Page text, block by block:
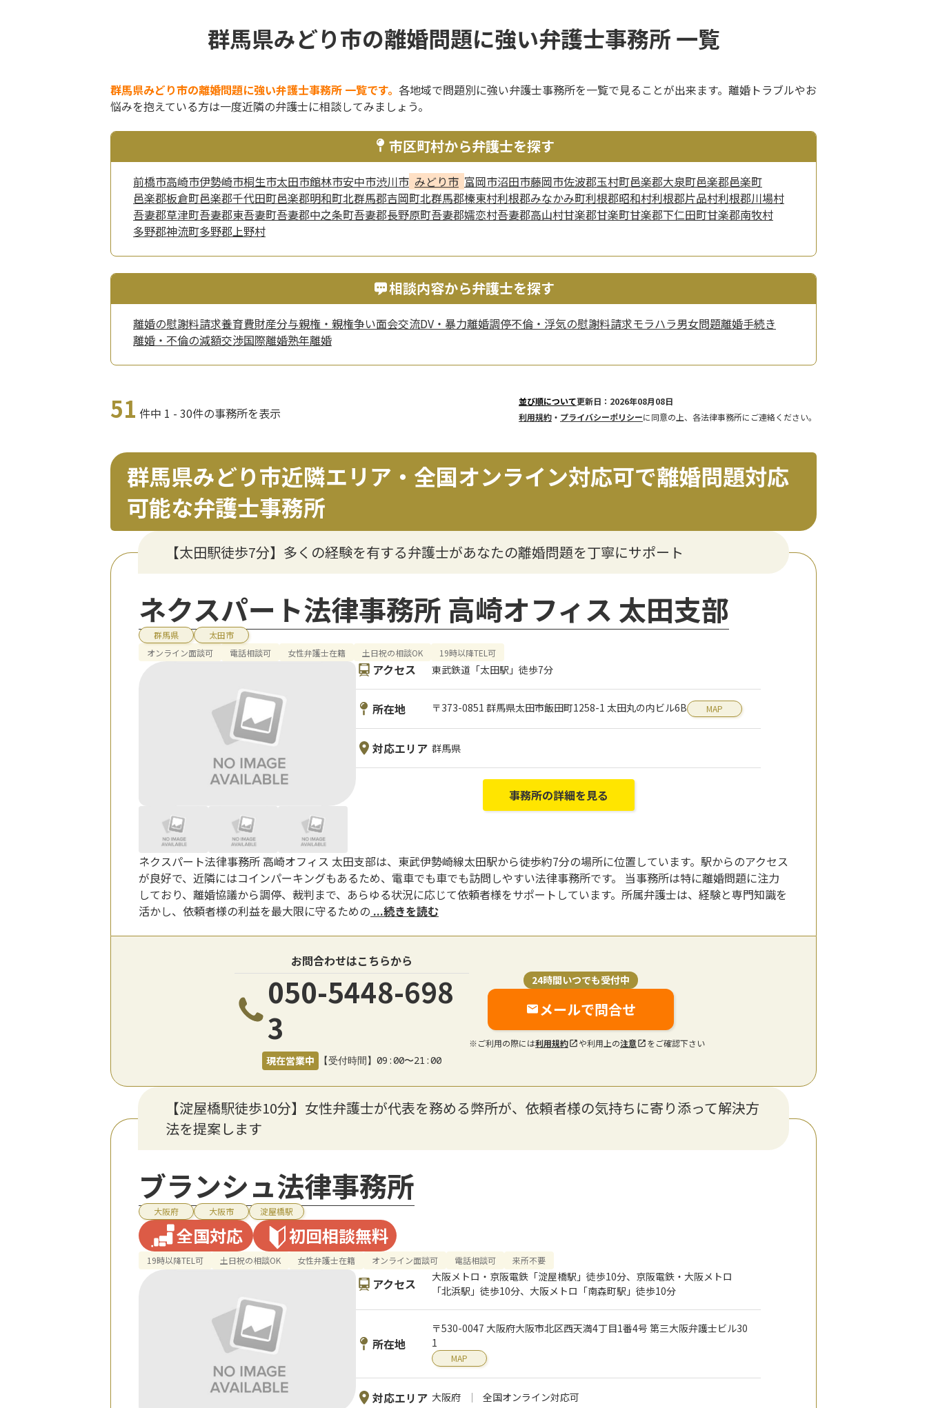
群馬県みどり市の離婚問題に強い弁護士事務所 一覧
群馬県みどり市の離婚問題に強い弁護士事務所 一覧です。 各地域で問題別に強い弁護士事務所を一覧で見ることが出来ます。離婚トラブルやお
悩みを抱えている方は一度近隣の弁護士に相談してみましょう。
市区町村から弁護士を探す
前橋市高崎市伊勢崎市桐生市太田市館林市安中市渋川市 みどり市 富岡市沼田市藤岡市佐波郡玉村町邑楽郡大泉町邑楽郡邑楽町
邑楽郡板倉町邑楽郡千代田町邑楽郡明和町北群馬郡吉岡町北群馬郡榛東村利根郡みなかみ町利根郡昭和村利根郡片品村利根郡川場村
吾妻郡草津町吾妻郡東吾妻町吾妻郡中之条町吾妻郡長野原町吾妻郡嬬恋村吾妻郡高山村甘楽郡甘楽町甘楽郡下仁田町甘楽郡南牧村
多野郡神流町多野郡上野村
相談内容から弁護士を探す
離婚の慰謝料請求養育費財産分与親権・親権争い面会交流DV・暴力離婚調停不倫・浮気の慰謝料請求モラハラ男女問題離婚手続き
離婚・不倫の減額交渉国際離婚熟年離婚
51 件中 1 - 30件の事務所を表示
並び順について更新日：2026年08月08日
利用規約 ・ プライバシーポリシーに同意の上、各法律事務所にご連絡ください。
群馬県みどり市近隣エリア・全国オンライン対応可で離婚問題対応
可能な弁護士事務所
【太田駅徒歩7分】多くの経験を有する弁護士があなたの離婚問題を丁寧にサポート
ネクスパート法律事務所 高崎オフィス 太田支部
群馬県
太田市
オンライン面談可
電話相談可 女性弁護士在籍 土日祝の相談OK 19時以降TEL可
アクセス 東武鉄道「太田駅」徒歩7分
所在地 〒373-0851 群馬県太田市飯田町1258-1 太田丸の内ビル6B MAP
対応エリア 群馬県
事務所の詳細を見る
ネクスパート法律事務所 高崎オフィス 太田支部は、東武伊勢崎線太田駅から徒歩約7分の場所に位置しています。駅からのアクセス
が良好で、近隣にはコインパーキングもあるため、電車でも車でも訪問しやすい法律事務所です。 当事務所は特に離婚問題に注力
しており、離婚協議から調停、裁判まで、あらゆる状況に応じて依頼者様をサポートしています。所属弁護士は、経験と専門知識を
活かし、依頼者様の利益を最大限に守るための ...続きを読む
お問合わせはこちらから
050-5448-698
3
現在営業中 【受付時間】09:00〜21:00
24時間いつでも受付中
メールで問合せ
※ご利用の際には利用規約 や利用上の注意 をご確認下さい
【淀屋橋駅徒歩10分】女性弁護士が代表を務める弊所が、依頼者様の気持ちに寄り添って解決方
法を提案します
ブランシュ法律事務所
大阪府 大阪市 淀屋橋駅
全国対応 初回相談無料
19時以降TEL可 土日祝の相談OK 女性弁護士在籍 オンライン面談可 電話相談可 来所不要
アクセス
大阪メトロ・京阪電鉄「淀屋橋駅」徒歩10分、京阪電鉄・大阪メトロ
「北浜駅」徒歩10分、大阪メトロ「南森町駅」徒歩10分
所在地
〒530-0047 大阪府大阪市北区西天満4丁目1番4号 第三大阪弁護士ビル30
1
MAP
対応エリア 大阪府 全国オンライン対応可